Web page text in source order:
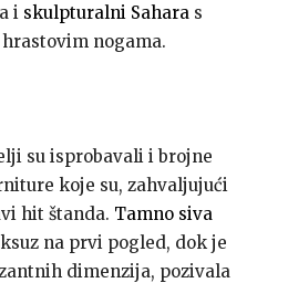
i skulpturalni Sahara s
nogama.
su isprobavali i brojne
koje su, zahvaljujući
hit štanda. Tamno siva
na prvi pogled, dok je
dimenzija, pozivala